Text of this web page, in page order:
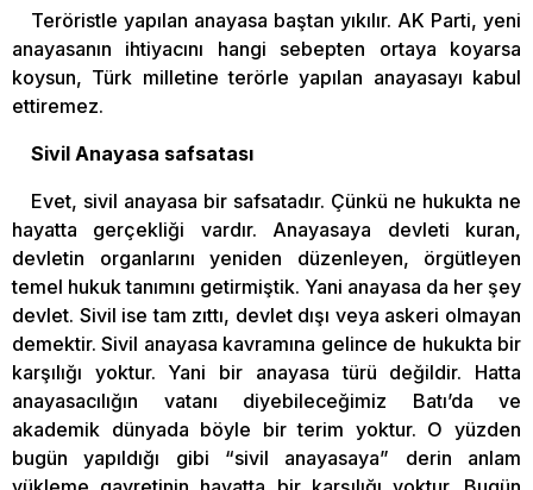
Teröristle yapılan anayasa baştan yıkılır. AK Parti, yeni
anayasanın ihtiyacını hangi sebepten ortaya koyarsa
koysun, Türk milletine terörle yapılan anayasayı kabul
ettiremez.
Sivil Anayasa safsatası
Evet, sivil anayasa bir safsatadır. Çünkü ne hukukta ne
hayatta gerçekliği vardır. Anayasaya devleti kuran,
devletin organlarını yeniden düzenleyen, örgütleyen
temel hukuk tanımını getirmiştik. Yani anayasa da her şey
devlet. Sivil ise tam zıttı, devlet dışı veya askeri olmayan
demektir. Sivil anayasa kavramına gelince de hukukta bir
karşılığı yoktur. Yani bir anayasa türü değildir. Hatta
anayasacılığın vatanı diyebileceğimiz Batı’da ve
akademik dünyada böyle bir terim yoktur. O yüzden
bugün yapıldığı gibi “sivil anayasaya” derin anlam